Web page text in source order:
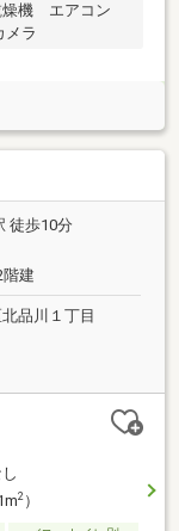
燥機 エアコン
ラ
徒歩10分
建
品川１丁目
2）